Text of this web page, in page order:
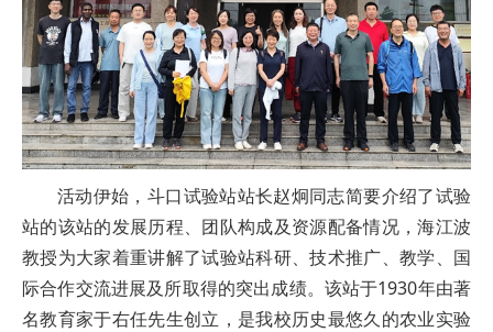
活动伊始，斗口试验站站长赵炯同志简要介绍了试验
站的该站的发展历程、团队构成及资源配备情况，海江波
教授为大家着重讲解了试验站科研、技术推广、教学、国
际合作交流进展及所取得的突出成绩。该站于1930年由著
名教育家于右任先生创立，是我校历史最悠久的农业实验